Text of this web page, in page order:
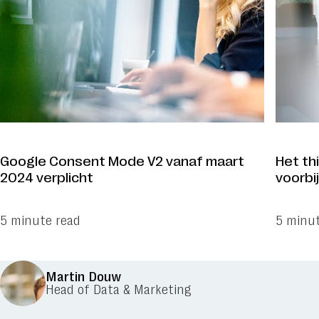
Google Consent Mode V2 vanaf maart
2024 verplicht
5 minute read
Het
voorbij
5
Martin Douw
Head of Data & Marketing